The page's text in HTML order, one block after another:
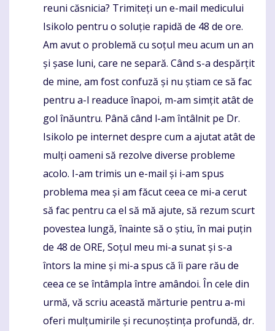
reuni căsnicia? Trimiteți un e-mail medicului
Isikolo pentru o soluție rapidă de 48 de ore.
Am avut o problemă cu soțul meu acum un an
și șase luni, care ne separă. Când s-a despărțit
de mine, am fost confuză și nu știam ce să fac
pentru a-l readuce înapoi, m-am simțit atât de
gol înăuntru. Până când l-am întâlnit pe Dr.
Isikolo pe internet despre cum a ajutat atât de
mulți oameni să rezolve diverse probleme
acolo. I-am trimis un e-mail și i-am spus
problema mea și am făcut ceea ce mi-a cerut
să fac pentru ca el să mă ajute, să rezum scurt
povestea lungă, înainte să o știu, în mai puțin
de 48 de ORE, Soțul meu mi-a sunat și s-a
întors la mine și mi-a spus că îi pare rău de
ceea ce se întâmpla între amândoi. În cele din
urmă, vă scriu această mărturie pentru a-mi
oferi mulțumirile și recunoștința profundă, dr.